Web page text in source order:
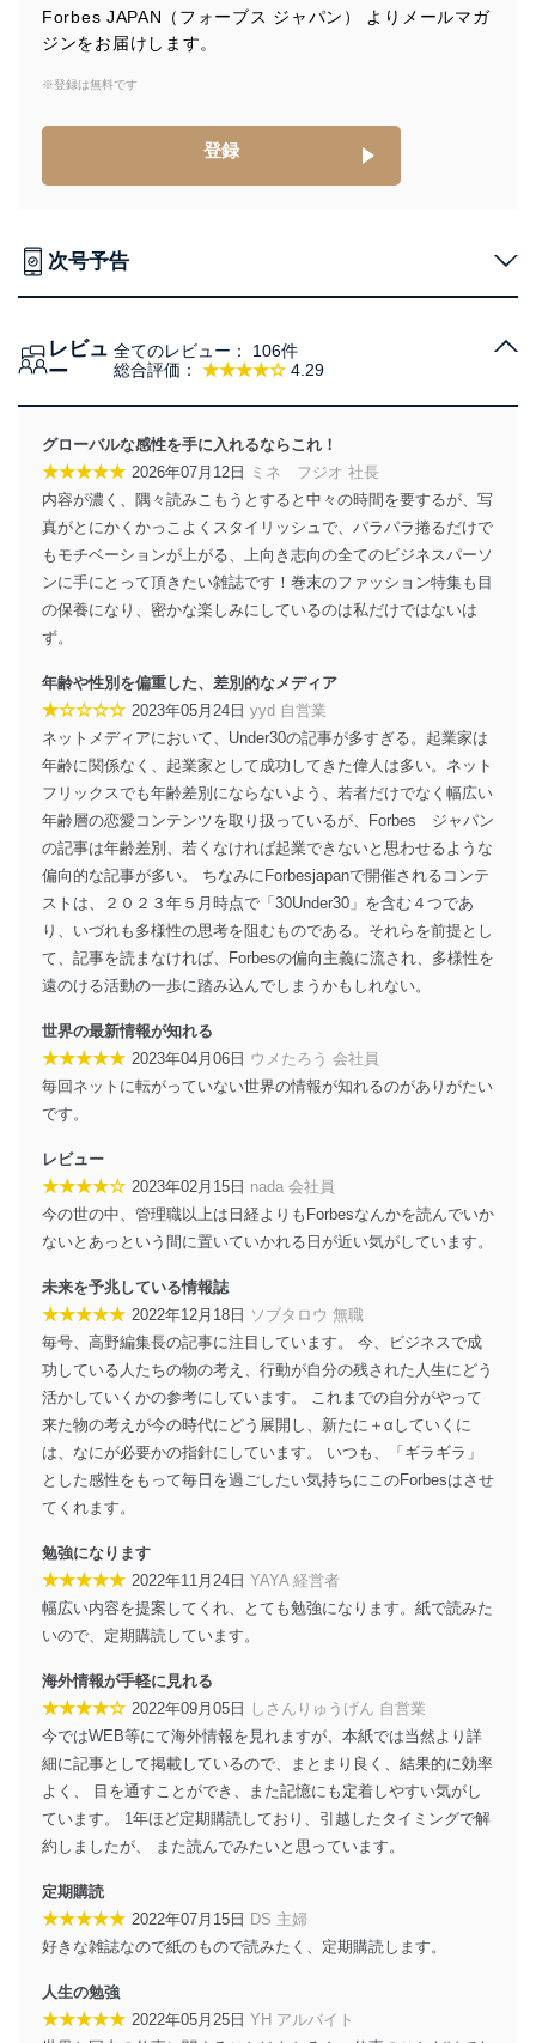
当社は、個人情報の取得・利用・提供に際して、その利
用目的を明確にし、本人の同意を得たうえで利用目的の
達成に必要な範囲内で適法かつ公正な手段によって取
得・利用・提供を行います。また、当社が保有している
供・開示は行いません。当社においてはこれらの取り組
みを確実にするため、従業者等の教育を徹底してまいり
ます。また、目的外利用を行わないために、適切な管理
その他の規範を遵守します。また、当社の管理の仕組み
す。
当社は、個人情報の正確性及び安全性を確保するため
に、下記セキュリティ対策をはじめとする安全対策を実
施し、個人情報の漏えい、滅失またはき損の防止及び是
正に努めます。
アクセス制御
個人データを取り扱うことのできる機器及び当該
機器を取り扱う従業者を明確化し、 個人データへ
の不要なアクセスを防止しています。
機器に標準装備されているユーザー制御機能（ユ
ーザーアカウント制御）により、個人情報データ
ベース等を取り扱う情報システムを使用する従業
者を識別・認証しています。
外部からの不正アクセス等の防止
個人データを取り扱う機器等のオペレーティング
システムを最新の状態に保持しています。
個人データを取り扱う機器等にセキュリティ対策
ソフトウェア等を導入し、自動更新 機能等の活用
により、これを最新状態としています。
情報システムの使用に伴う漏洩等の防止
メール等により個人データの含まれるファイルを
送信する場合に、当該ファイルへのパスワードを
個人情報保護マネジメントシステムの継続的改善
当社は、内部監査及びマネジメントレビューの機会を通
じて、個人情報保護マネジメントシステムを継続的に改
苦情及び相談受付け窓口
貴殿の個人情報及び当社の個人情報保護マネジメントシ
ステムに関するご相談及び苦情については以下までご連
絡ください。
適切、かつ迅速に対応させていただきます。
株式会社富士山マガジンサービス 個人情報問い合わせ
係
TEL：0570-200-223
FAX：03-5459-7073
e-mail：cs@fujisan.co.jp
改訂：2025年2月20日
株式会社富士山マガジンサービス
個人情報の取扱いについて
１．個人情報保護管理者
当社は以下の個人情報保護管理者を設置し、個人情報保
護管理者の責任のもと、個人情報を取得・アクセス・利
用・提供・管理いたします。
東京都渋谷区南平台町16-11
株式会社富士山マガジンサービス
代表取締役会長 西野 伸一郎
個人情報保護管理者: 経営管理グループディレクター 前
田 嘉也
２．利用目的
当社が取り扱う開示対象個人情報の利用目的は次のとお
りです。
No
個人情報の種類
購入商品の配送のため
Forbes JAPAN（フォーブス ジャパン） よりメールマガ
ジンをお届けします。
※登録は無料です
登録
次号予告
レビュ
ー
総合評価： ★★★★☆ 4.29
全てのレビュー： 106件
グローバルな感性を手に入れるならこれ！
★★★★★ 2026年07月12日 ミネ フジオ 社長
内容が濃く、隅々読みこもうとすると中々の時間を要するが、写
真がとにかくかっこよくスタイリッシュで、パラパラ捲るだけで
もモチベーションが上がる、上向き志向の全てのビジネスパーソ
ンに手にとって頂きたい雑誌です！巻末のファッション特集も目
の保養になり、密かな楽しみにしているのは私だけではないは
ず。
年齢や性別を偏重した、差別的なメディア
★☆☆☆☆ 2023年05月24日 yyd 自営業
ネットメディアにおいて、Under30の記事が多すぎる。起業家は
年齢に関係なく、起業家として成功してきた偉人は多い。ネット
フリックスでも年齢差別にならないよう、若者だけでなく幅広い
年齢層の恋愛コンテンツを取り扱っているが、Forbes ジャパン
の記事は年齢差別、若くなければ起業できないと思わせるような
偏向的な記事が多い。 ちなみにForbesjapanで開催されるコンテ
ストは、２０２３年５月時点で「30Under30」を含む４つであ
り、いづれも多様性の思考を阻むものである。それらを前提とし
て、記事を読まなければ、Forbesの偏向主義に流され、多様性を
遠のける活動の一歩に踏み込んでしまうかもしれない。
世界の最新情報が知れる
★★★★★ 2023年04月06日 ウメたろう 会社員
毎回ネットに転がっていない世界の情報が知れるのがありがたい
です。
レビュー
★★★★☆ 2023年02月15日 nada 会社員
今の世の中、管理職以上は日経よりもForbesなんかを読んでいか
ないとあっという間に置いていかれる日が近い気がしています。
未来を予兆している情報誌
★★★★★ 2022年12月18日 ソブタロウ 無職
毎号、高野編集長の記事に注目しています。 今、ビジネスで成
功している人たちの物の考え、行動が自分の残された人生にどう
活かしていくかの参考にしています。 これまでの自分がやって
来た物の考えが今の時代にどう展開し、新たに＋αしていくに
は、なにが必要かの指針にしています。 いつも、「ギラギラ」
とした感性をもって毎日を過ごしたい気持ちにこのForbesはさせ
てくれます。
勉強になります
★★★★★ 2022年11月24日 YAYA 経営者
幅広い内容を提案してくれ、とても勉強になります。紙で読みた
いので、定期購読しています。
海外情報が手軽に見れる
★★★★☆ 2022年09月05日 しさんりゅうげん 自営業
今ではWEB等にて海外情報を見れますが、本紙では当然より詳
細に記事として掲載しているので、まとまり良く、結果的に効率
よく、 目を通すことができ、また記憶にも定着しやすい気がし
ています。 1年ほど定期購読しており、引越したタイミングで解
約しましたが、 また読んでみたいと思っています。
定期購読
★★★★★ 2022年07月15日 DS 主婦
好きな雑誌なので紙のもので読みたく、定期購読します。
人生の勉強
★★★★★ 2022年05月25日 YH アルバイト